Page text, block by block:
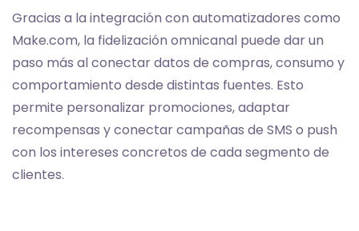
Gracias a la integración con automatizadores como
Make.com, la fidelización omnicanal puede dar un
paso más al conectar datos de compras, consumo y
comportamiento desde distintas fuentes. Esto
permite personalizar promociones, adaptar
recompensas y conectar campañas de SMS o push
con los intereses concretos de cada segmento de
clientes.